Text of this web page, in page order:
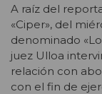
A raíz del
«Ciper», del
denominado
juez Ulloa
relación con
con el fin de